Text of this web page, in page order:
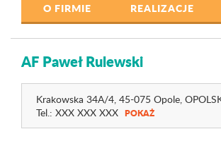
O FIRMIE REALIZACJE
AF Paweł Rulewski
Krakowska 34A/4, 45-075 Opole,
Tel.: XXX XXX XXX POKAŻ